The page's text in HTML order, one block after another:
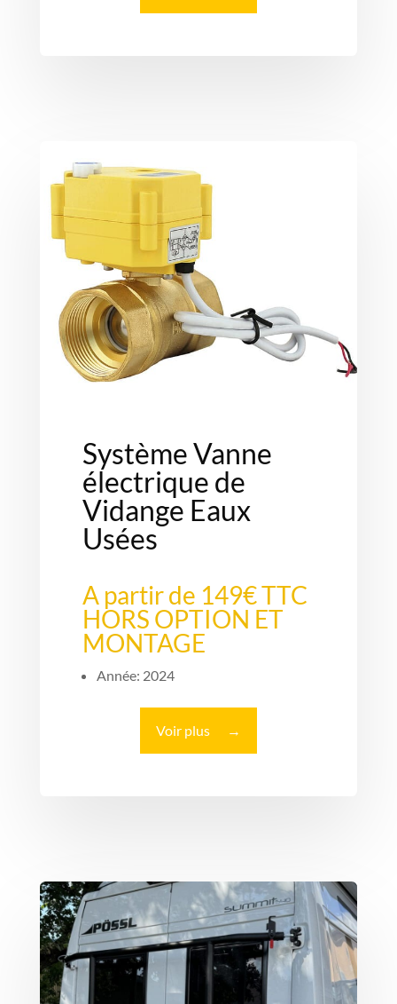
Système Vanne
électrique de
Vidange Eaux
Usées
A partir de 149€ TTC
HORS OPTION ET
MONTAGE
Année: 2024
Voir plus →